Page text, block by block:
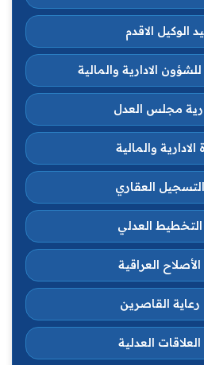
الوكيل الاقدم
الادارية والمالية
مجلس العدل
الادارية والمالية
التسجيل العقاري
التخطيط العدلي
الأصلاح العراقية
رعاية القاصرين
العلاقات العدلية